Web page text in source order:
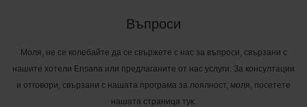
Въпроси
Моля, не се колебайте да се свържете с нас за въпроси, свързани с
нашите хотели Ensana или предлаганите от нас услуги. За консултации
и отговори, свързани с нашата програма за лоялност, моля, посетете
нашата страница тук.